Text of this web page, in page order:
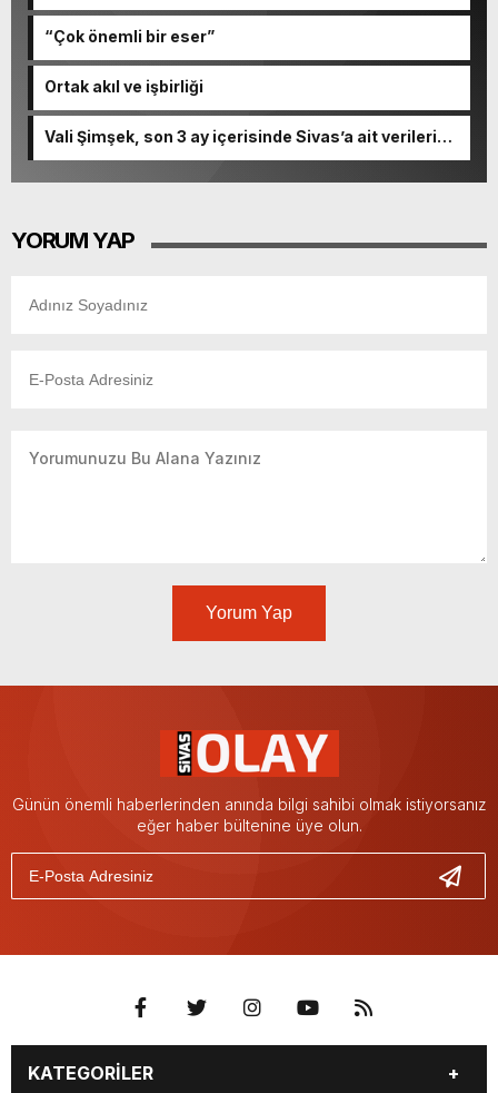
“Çok önemli bir eser”
Ortak akıl ve işbirliği
Vali Şimşek, son 3 ay içerisinde Sivas’a ait verileri
YORUM YAP
Yorum Yap
Günün önemli haberlerinden anında bilgi sahibi olmak istiyorsanız
eğer haber bültenine üye olun.
KATEGORİLER